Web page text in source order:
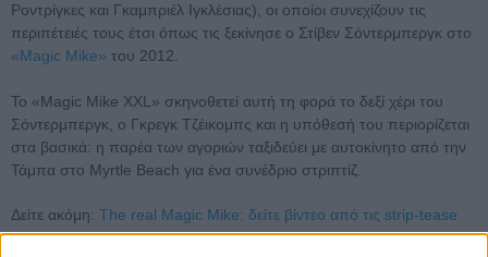
Ροντρίγκες και Γκαμπριέλ Ιγκλέσιας), οι οποίοι συνεχίζουν τις
περιπέτειές τους έτσι όπως τις ξεκίνησε ο Στίβεν Σόντερμπεργκ στο
«Magic Mike» του 2012.
Το «Magic Mike XXL» σκηνοθετεί αυτή τη φορά το δεξί χέρι του
Σόντερμπεργκ, ο Γκρεγκ Τζέικομπς και η υπόθεσή του περιορίζεται
στα βασικά: η παρέα των αγοριών ταξιδεύει με αυτοκίνητο από την
Τάμπα στο Myrtle Beach για ένα συνέδριο στριπτίζ.
Δείτε ακόμη: The real Magic Mike: δείτε βίντεο από τις strip-tease
μέρες του Τσάνινγκ Τέιτουμ